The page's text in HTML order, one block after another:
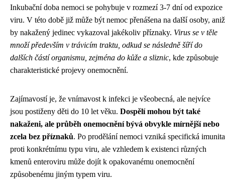
Inkubační doba nemoci se pohybuje v rozmezí 3-7 dní od expozice
viru. V této době již může být nemoc přenášena na další osoby, aniž
by nakažený jedinec vykazoval jakékoliv příznaky. Virus se v těle
množí především v trávicím traktu, odkud se následně šíří do
dalších částí organismu, zejména do kůže a sliznic, kde způsobuje
charakteristické projevy onemocnění.
Zajímavostí je, že vnímavost k infekci je všeobecná, ale nejvíce
jsou postiženy děti do 10 let věku. Dospělí mohou být také
nakaženi, ale průběh onemocnění bývá obvykle mírnější nebo
zcela bez příznaků. Po prodělání nemoci vzniká specifická imunita
proti konkrétnímu typu viru, ale vzhledem k existenci různých
kmenů enteroviru může dojít k opakovanému onemocnění
způsobenému jiným typem viru.